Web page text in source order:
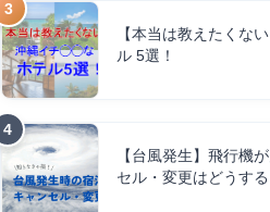
【本当は教えたくな
ル 5選！
【台風発生】飛行機
セル・変更はどうする